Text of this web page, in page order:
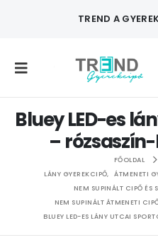
TREND A
Bluey LED-es
–
FŐOLDAL
LÁNY GYEREKCIPŐ, ÁTMENETI
NEM SUPINÁLT CIPŐ ÉS
NEM SUPINÁLT ÁTMENETI
BLUEY LED-ES LÁNY UTCAI